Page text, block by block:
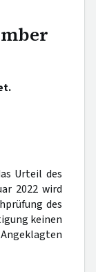
Urteil des
2022 wird
des
keinen